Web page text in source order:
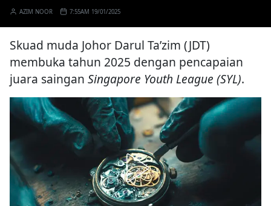
AZIM NOOR 7:55AM 19/01/2025
Skuad muda Johor Darul Ta’zim (JDT)
membuka tahun 2025 dengan pencapaian
juara saingan Singapore Youth League (SYL).